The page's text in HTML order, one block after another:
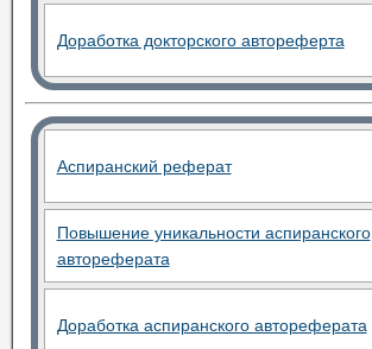
Доработка докторского автореферта
Аспиранский реферат
Повышение уникальности аспиранского
автореферата
Доработка аспиранского автореферата